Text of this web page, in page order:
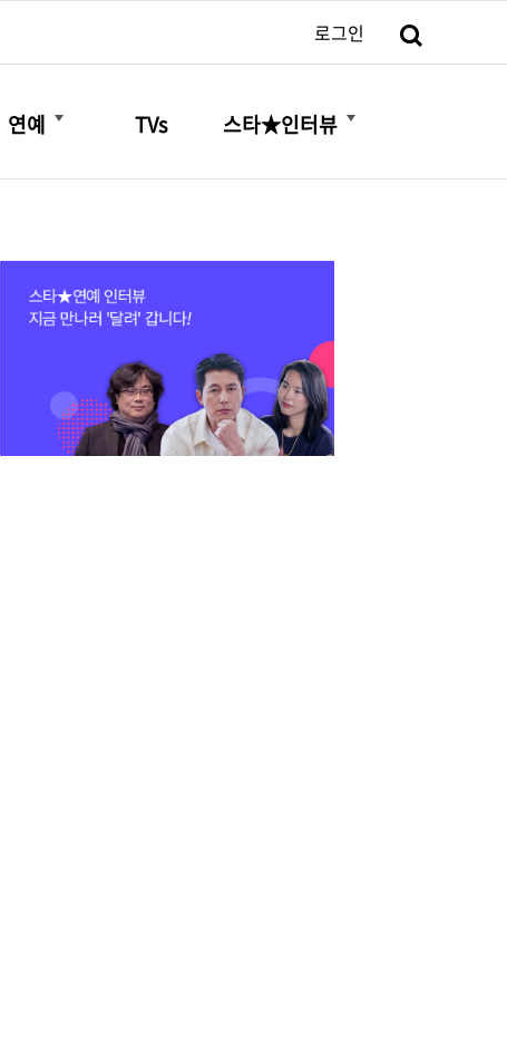
로그인
연예
더보기
TVs 스타★인터뷰
더보기